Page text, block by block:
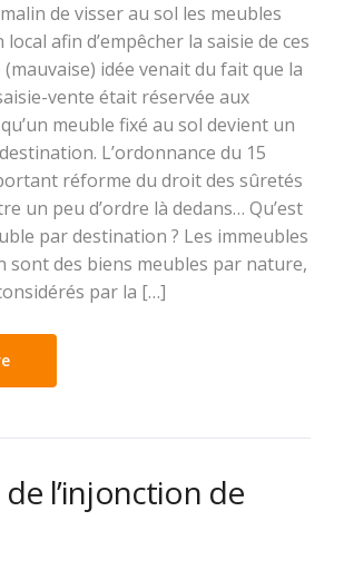
de visser au sol les meubles
afin d’empêcher la saisie de ces
idée venait du fait que la
vente était réservée aux
meuble fixé au sol devient un
L’ordonnance du 15
réforme du droit des sûretés
un peu d’ordre là dedans… Qu’est
par destination ? Les immeubles
sont des biens meubles par nature,
par la […]
l’injonction de